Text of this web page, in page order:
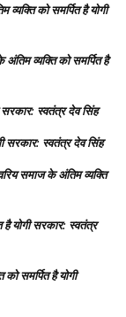
को समर्पित है योगी
व्यक्ति को समर्पित है
सरकार: स्वतंत्र देव सिंह
सरकार: स्वतंत्र देव सिंह
समाज के अंतिम व्यक्ति
है योगी सरकार: स्वतंत्र
समर्पित है योगी